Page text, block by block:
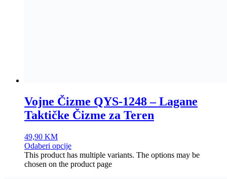
Vojne Čizme QYS-1248 – Lagane
Taktičke Čizme za Teren
49,90 KM
Odaberi opcije
This product has multiple variants. The options may be
chosen on the product page